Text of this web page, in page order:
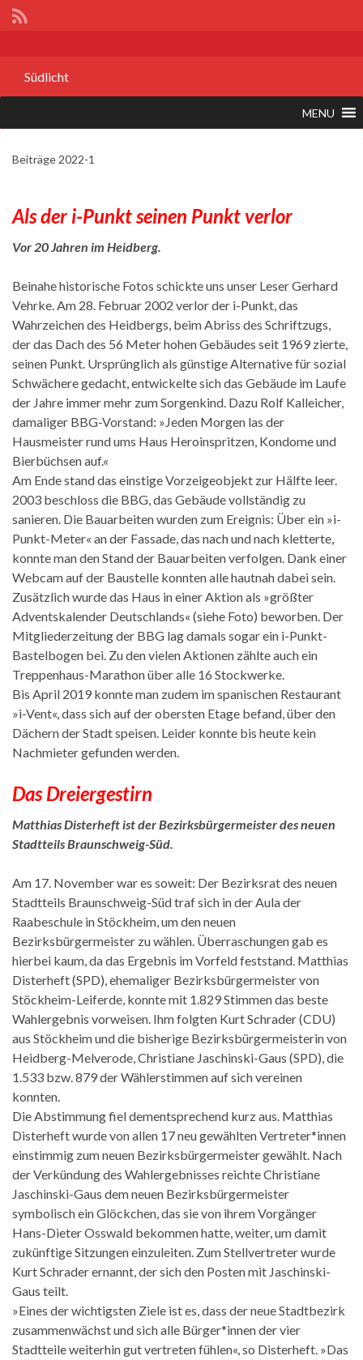
Südlicht
MENU
Beiträge 2022-1
Als der i-Punkt seinen Punkt verlor
Vor 20 Jahren im Heidberg.
Beinahe historische Fotos schickte uns unser Leser Gerhard
Vehrke. Am 28. Februar 2002 verlor der i-Punkt, das
Wahrzeichen des Heidbergs, beim Abriss des Schriftzugs,
der das Dach des 56 Meter hohen Gebäudes seit 1969 zierte,
seinen Punkt. Ursprünglich als günstige Alternative für sozial
Schwächere gedacht, entwickelte sich das Gebäude im Laufe
der Jahre immer mehr zum Sorgenkind. Dazu Rolf Kalleicher,
damaliger BBG-Vorstand: »Jeden Morgen las der
Hausmeister rund ums Haus Heroinspritzen, Kondome und
Bierbüchsen auf.«
Am Ende stand das einstige Vorzeigeobjekt zur Hälfte leer.
2003 beschloss die BBG, das Gebäude vollständig zu
sanieren. Die Bauarbeiten wurden zum Ereignis: Über ein »i-
Punkt-Meter« an der Fassade, das nach und nach kletterte,
konnte man den Stand der Bauarbeiten verfolgen. Dank einer
Webcam auf der Baustelle konnten alle hautnah dabei sein.
Zusätzlich wurde das Haus in einer Aktion als »größter
Adventskalender Deutschlands« (siehe Foto) beworben. Der
Mitgliederzeitung der BBG lag damals sogar ein i-Punkt-
Bastelbogen bei. Zu den vielen Aktionen zählte auch ein
Treppenhaus-Marathon über alle 16 Stockwerke.
Bis April 2019 konnte man zudem im spanischen Restaurant
»i-Vent«, dass sich auf der obersten Etage befand, über den
Dächern der Stadt speisen. Leider konnte bis heute kein
Nachmieter gefunden werden.
Das Dreiergestirn
Matthias Disterheft ist der Bezirksbürgermeister des neuen
Stadtteils Braunschweig-Süd.
Am 17. November war es soweit: Der Bezirksrat des neuen
Stadtteils Braunschweig-Süd traf sich in der Aula der
Raabeschule in Stöckheim, um den neuen
Bezirksbürgermeister zu wählen. Überraschungen gab es
hierbei kaum, da das Ergebnis im Vorfeld feststand. Matthias
Disterheft (SPD), ehemaliger Bezirksbürgermeister von
Stöckheim-Leiferde, konnte mit 1.829 Stimmen das beste
Wahlergebnis vorweisen. Ihm folgten Kurt Schrader (CDU)
aus Stöckheim und die bisherige Bezirksbürgermeisterin von
Heidberg-Melverode, Christiane Jaschinski-Gaus (SPD), die
1.533 bzw. 879 der Wählerstimmen auf sich vereinen
konnten.
Die Abstimmung fiel dementsprechend kurz aus. Matthias
Disterheft wurde von allen 17 neu gewählten Vertreter*innen
einstimmig zum neuen Bezirksbürgermeister gewählt. Nach
der Verkündung des Wahlergebnisses reichte Christiane
Jaschinski-Gaus dem neuen Bezirksbürgermeister
symbolisch ein Glöckchen, das sie von ihrem Vorgänger
Hans-Dieter Osswald bekommen hatte, weiter, um damit
zukünftige Sitzungen einzuleiten. Zum Stellvertreter wurde
Kurt Schrader ernannt, der sich den Posten mit Jaschinski-
Gaus teilt.
»Eines der wichtigsten Ziele ist es, dass der neue Stadtbezirk
zusammenwächst und sich alle Bürger*innen der vier
Stadtteile weiterhin gut vertreten fühlen«, so Disterheft. »Das